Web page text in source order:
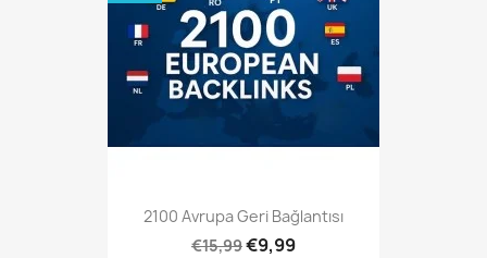
2100 Avrupa Geri Bağlantısı
€15,99€9,99